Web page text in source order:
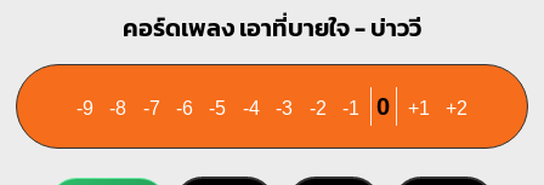
คอร์ดเพลง เอาที่บายใจ - บ่าววี
-9 -8 -7 -6 -5 -4 -3 -2 -1 0 +1 +2